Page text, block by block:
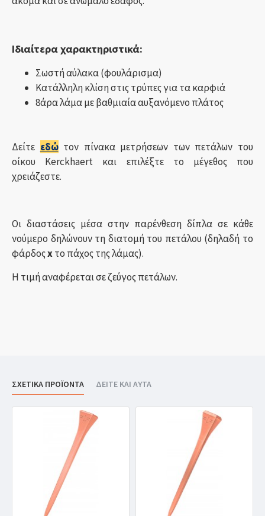
Ιδιαίτερα χαρακτηριστικά:
Σωστή αύλακα (φουλάρισμα)
Κατάλληλη κλίση στις τρύπες για τα καρφιά
8άρα λάμα με βαθμιαία αυξανόμενο πλάτος
Δείτε εδώτον πίνακα μετρήσεων των πετάλων του
οίκου Kerckhaert και επιλέξτε το μέγεθος που
χρειάζεστε.
Οι διαστάσεις μέσα στην παρένθεση δίπλα σε κάθε
νούμερο δηλώνουν τη διατομή του πετάλου (δηλαδή το
φάρδοςxτο πάχος της λάμας).
Η τιμή αναφέρεται σε ζεύγος πετάλων.
ΣΧΕΤΙΚΑ ΠΡΟΪΟΝΤΑ ΔΕΙΤΕ ΚΑΙ ΑΥΤΑ